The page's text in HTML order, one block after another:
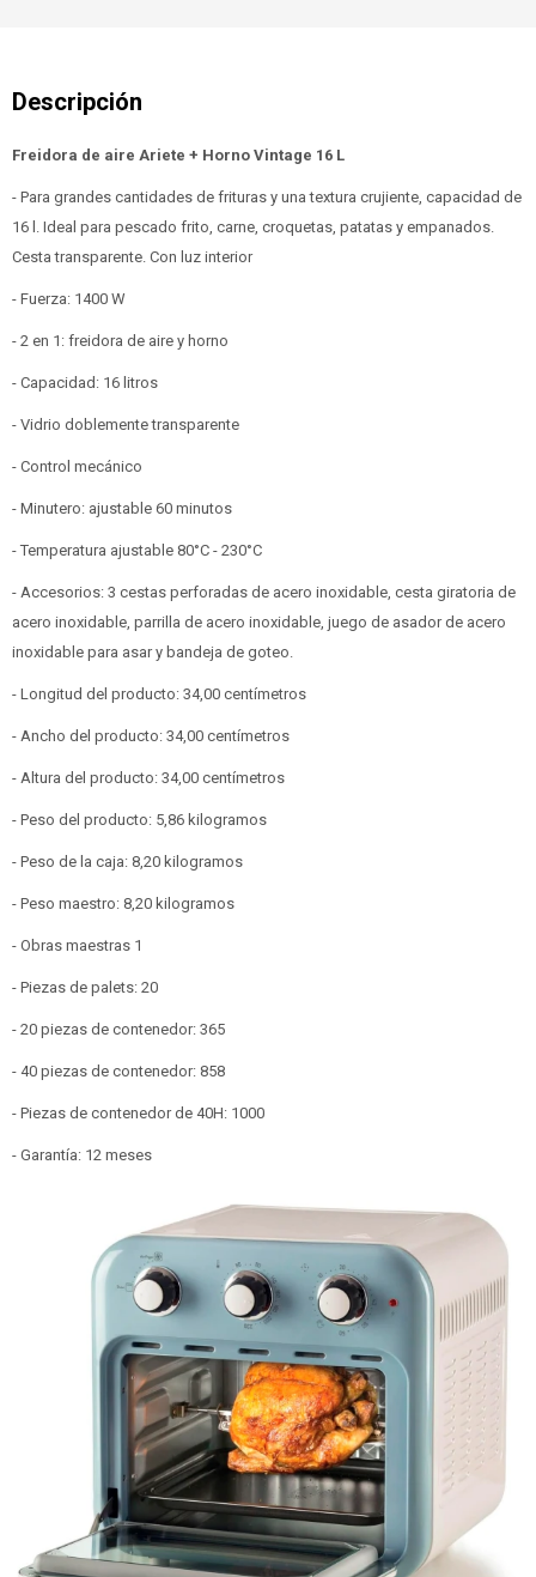
Freidora de aire Ariete + Horno Vintage 16 L
- Para grandes cantidades de frituras y una textura crujiente, capacidad de
16 l. Ideal para pescado frito, carne, croquetas, patatas y empanados.
Cesta transparente. Con luz interior
- Fuerza: 1400 W
- 2 en 1: freidora de aire y horno
- Capacidad: 16 litros
- Vidrio doblemente transparente
- Control mecánico
- Minutero: ajustable 60 minutos
- Temperatura ajustable 80°C - 230°C
- Accesorios: 3 cestas perforadas de acero inoxidable, cesta giratoria de
acero inoxidable, parrilla de acero inoxidable, juego de asador de acero
inoxidable para asar y bandeja de goteo.
- Longitud del producto: 34,00 centímetros
- Ancho del producto: 34,00 centímetros
- Altura del producto: 34,00 centímetros
- Peso del producto: 5,86 kilogramos
- Peso de la caja: 8,20 kilogramos
- Peso maestro: 8,20 kilogramos
- Obras maestras 1
- Piezas de palets: 20
- 20 piezas de contenedor: 365
- 40 piezas de contenedor: 858
- Piezas de contenedor de 40H: 1000
- Garantía: 12 meses